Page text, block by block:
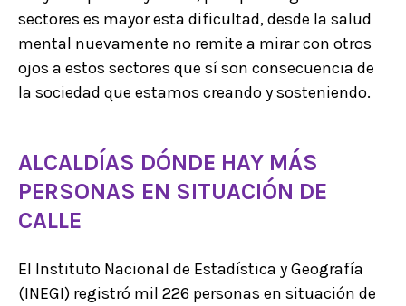
sectores es mayor esta dificultad, desde la salud
mental nuevamente no remite a mirar con otros
ojos a estos sectores que sí son consecuencia de
la sociedad que estamos creando y sosteniendo.
ALCALDÍAS DÓNDE HAY MÁS
PERSONAS EN SITUACIÓN DE
CALLE
El Instituto Nacional de Estadística y Geografía
(INEGI) registró mil 226 personas en situación de